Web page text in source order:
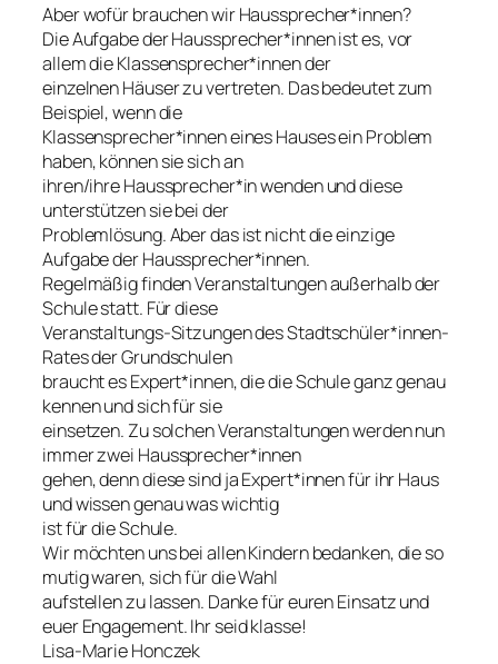
Aber wofür brauchen wir Haussprecher*innen?
Die Aufgabe der Haussprecher*innen ist es, vor
allem die Klassensprecher*innen der
einzelnen Häuser zu vertreten. Das bedeutet zum
Beispiel, wenn die
Klassensprecher*innen eines Hauses ein Problem
haben, können sie sich an
ihren/ihre Haussprecher*in wenden und diese
unterstützen sie bei der
Problemlösung. Aber das ist nicht die einzige
Aufgabe der Haussprecher*innen.
Regelmäßig finden Veranstaltungen außerhalb der
Schule statt. Für diese
Veranstaltungs-Sitzungen des Stadtschüler*innen-
Rates der Grundschulen
braucht es Expert*innen, die die Schule ganz genau
kennen und sich für sie
einsetzen. Zu solchen Veranstaltungen werden nun
immer zwei Haussprecher*innen
gehen, denn diese sind ja Expert*innen für ihr Haus
und wissen genau was wichtig
ist für die Schule.
Wir möchten uns bei allen Kindern bedanken, die so
mutig waren, sich für die Wahl
aufstellen zu lassen. Danke für euren Einsatz und
euer Engagement. Ihr seid klasse!
Lisa-Marie Honczek